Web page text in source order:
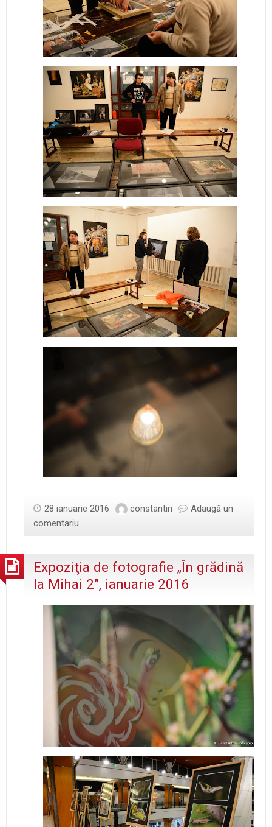
28 ianuarie 2016 constantin
Adaugă un
comentariu
Expoziţia de fotografie „În grădină
la Mihai 2”, ianuarie 2016